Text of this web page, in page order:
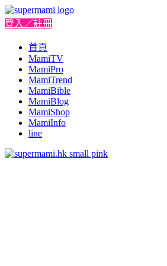
登入／註冊
首頁
MamiTV
MamiPro
MamiTrend
MamiBible
MamiBlog
MamiShop
MamiInfo
line